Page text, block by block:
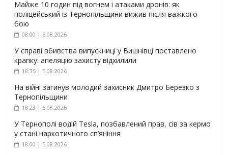
Майже 10 годин під вогнем і атаками дронів: як
поліцейський із Тернопільщини вижив після важкого
бою
08:00 | 6.08.2026
У справі вбивства випускниці у Вишнівці поставлено
крапку: апеляцію захисту відхилили
18:35 | 5.08.2026
На війні загинув молодий захисник Дмитро Березко з
Тернопільщини
18:23 | 5.08.2026
У Тернополі водій Tesla, позбавлений прав, сів за кермо
у стані наркотичного сп’яніння
18:00 | 5.08.2026